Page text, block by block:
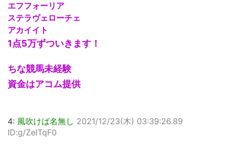
エフフォーリア
ステラヴェローチェ
アカイイト
1点5万ずついきます！
ちな競馬未経験
資金はアコム提供
4: 風吹けば名無し 2021/12/23(木) 03:39:26.89
ID:g/ZeITqF0